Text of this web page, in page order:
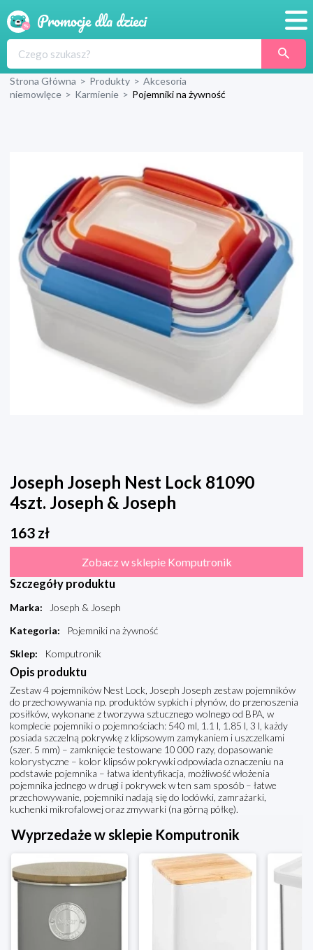
Produkty
Wyprawka
Strona Główna > Produkty > Akcesoria
niemowlęce > Karmienie > Pojemniki na żywność
Joseph Joseph Nest Lock 81090
4szt. Joseph & Joseph
163 zł
Zobacz w sklepie Komputronik
Szczegóły produktu
Marka:
Joseph & Joseph
Kategoria:
Pojemniki na żywność
Sklep: Komputronik
Opis produktu
Zestaw 4 pojemników Nest Lock, Joseph Joseph zestaw pojemników
do przechowywania np. produktów sypkich i płynów, do przenoszenia
posiłków, wykonane z tworzywa sztucznego wolnego od BPA, w
komplecie pojemniki o pojemnościach: 540 ml, 1.1 l, 1.85 l, 3 l, każdy
posiada szczelną pokrywkę z klipsowym zamykaniem i uszczelkami
(szer. 5 mm) – zamknięcie testowane 10 000 razy, dopasowanie
kolorystyczne – kolor klipsów pokrywki odpowiada oznaczeniu na
podstawie pojemnika – łatwa identyfikacja, możliwość włożenia
pojemnika jednego w drugi i pokrywek w ten sam sposób – łatwe
przechowywanie, pojemniki nadają się do lodówki, zamrażarki,
kuchenki mikrofalowej oraz zmywarki (na górną półkę).
Wyprzedaże w sklepie Komputronik